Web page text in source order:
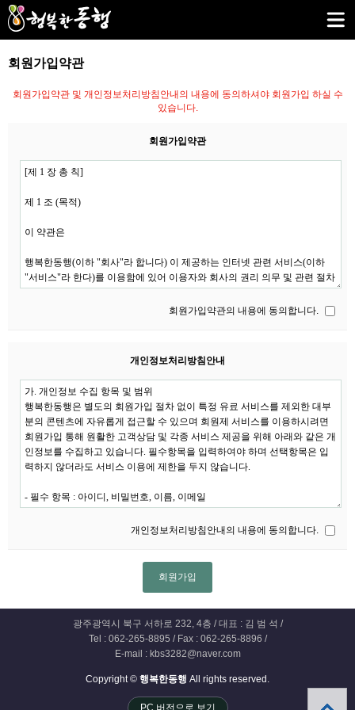
회원가입약관
회원가입약관 및 개인정보처리방침안내의 내용에 동의하셔야 회원가입 하실 수
있습니다.
회원가입약관
회원가입약관의 내용에 동의합니다.
개인정보처리방침안내
개인정보처리방침안내의 내용에 동의합니다.
광주광역시 북구 서하로 232, 4층 / 대표 : 김 범 석 /
Tel : 062-265-8895 / Fax : 062-265-8896 /
E-mail : kbs3282@naver.com
Copyright © 행복한동행 All rights reserved.
PC 버전으로 보기